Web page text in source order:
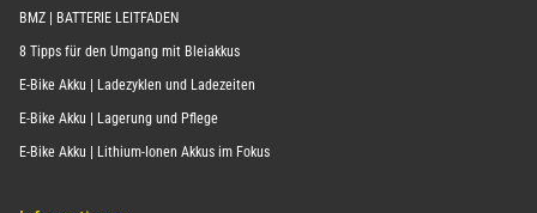
BMZ | BATTERIE LEITFADEN
8 Tipps für den Umgang mit Bleiakkus
E-Bike Akku | Ladezyklen und Ladezeiten
E-Bike Akku | Lagerung und Pflege
E-Bike Akku | Lithium-Ionen Akkus im Fokus